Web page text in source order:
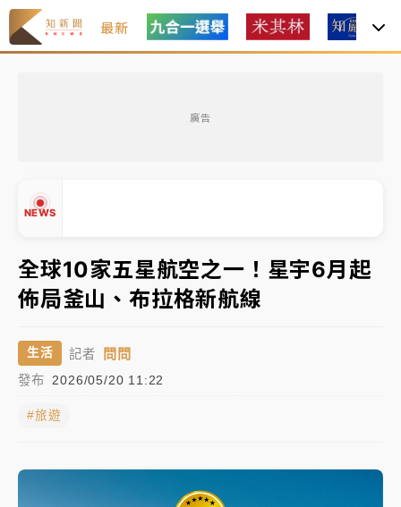
最新
廣告
NEWS
中信慈善基金會想增加董事人數！辜仲諒向法院聲請遭
駁 理由曝光
故宮《龍藏經》特展第2檔！今線上預約開賣一度塞車
周六起展出延長至晚上7時
台東農業處長涉圖利渡假村！東檢抗告成功 今重開羈
父親節泡湯了！中颱白海豚雨彈轟3天 「紅到發紫」降
雨熱區曝
全球10家五星航空之一！星宇6月起
佈局釜山、布拉格新航線
生活 記者 問問
發布 2026/05/20 11:22
#旅遊